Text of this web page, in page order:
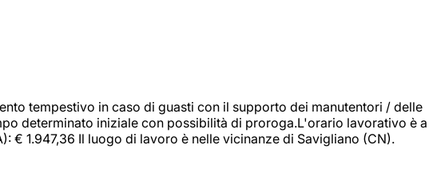
tempestivo in caso di guasti con il supporto dei manutentori / delle
determinato iniziale con possibilità di proroga.L'orario lavorativo è a
€ 1.947,36 Il luogo di lavoro è nelle vicinanze di Savigliano (CN).